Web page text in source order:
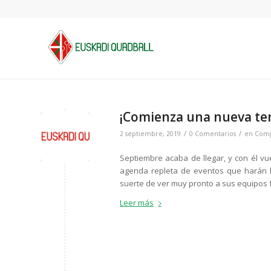
¡Comienza una nueva
2 septiembre, 2019 / 0 Comentarios / en
Septiembre acaba de llegar, y con él
agenda repleta de eventos que
suerte de ver muy pronto a sus equipos
Leer más